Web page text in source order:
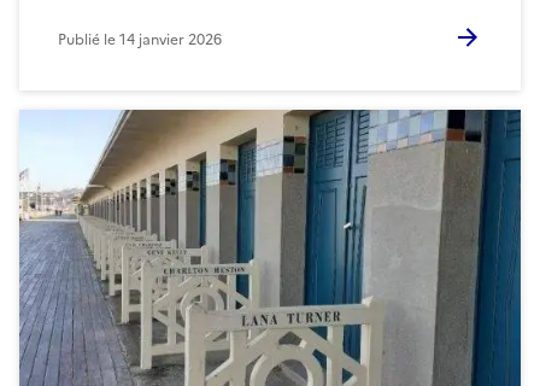
Publié le14 janvier 2026